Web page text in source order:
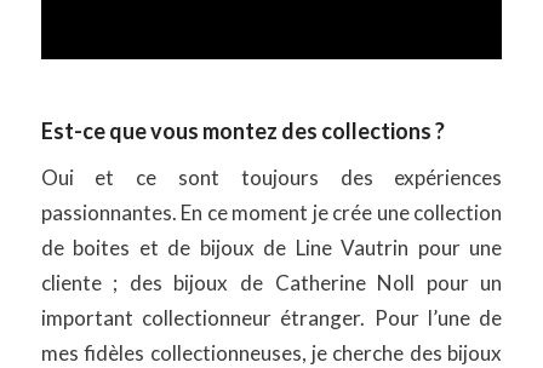
Est-ce que vous montez des collections ?
Oui et ce sont toujours des expériences
passionnantes. En ce moment je crée une collection
de boites et de bijoux de Line Vautrin pour une
cliente ; des bijoux de Catherine Noll pour un
important collectionneur étranger. Pour l’une de
mes fidèles collectionneuses, je cherche des bijoux